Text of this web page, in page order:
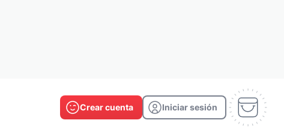
Crear cuenta Iniciar sesión